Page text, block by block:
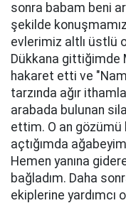
sonra babam beni
şekilde
evlerimiz altlı üstlü
Dükkana gittiğimde
hakaret etti ve
tarzında ağır
arabada bulunan
ettim. O an gözümü
açtığımda
Hemen yanına
bağladım. Daha
ekiplerine yardımcı